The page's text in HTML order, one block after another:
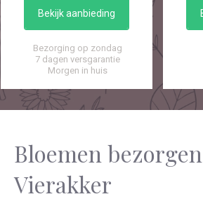
Bekijk aanbieding
Bezorging op zondag
7 dagen versgarantie
Morgen in huis
Bloemen bezorgen
Vierakker